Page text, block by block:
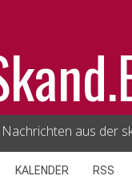
Nachrichten aus der
KALENDER RSS